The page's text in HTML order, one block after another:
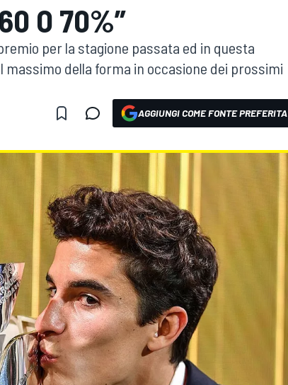
O 70%”
per la stagione passata ed in questa
massimo della forma in occasione dei prossimi
AGGIUNGI COME FONTE PREFERITA